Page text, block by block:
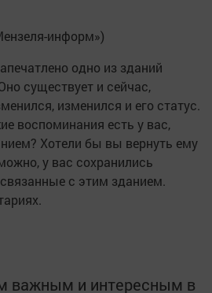
информ»)
одно из зданий
существует и сейчас,
изменился и его статус.
воспоминания есть у вас,
Хотели бы вы вернуть ему
у вас сохранились
с этим зданием.
важным и интересным в